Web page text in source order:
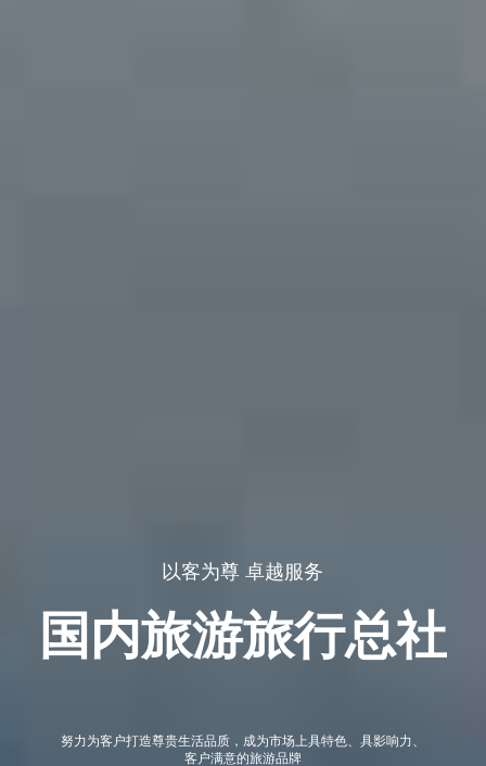
以客为尊 卓越服务
国内旅游旅行总社
努力为客户打造尊贵生活品质，成为市场上具特色、具影响力、
客户满意的旅游品牌